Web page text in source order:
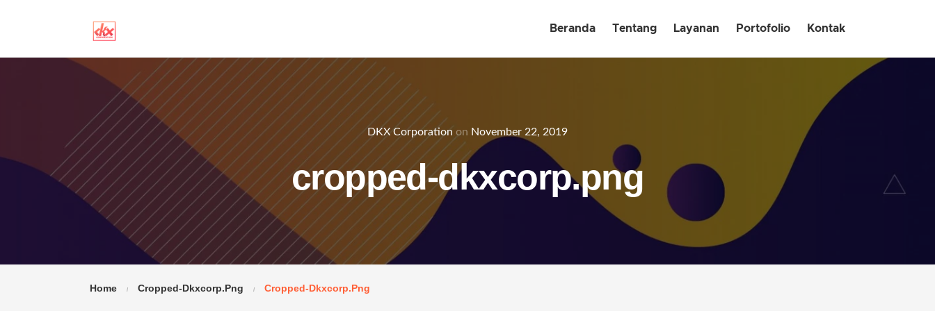
Beranda Tentang Layanan Portofolio Kontak
DKX Corporation on November 22, 2019
cropped-dkxcorp.png
Home Cropped-Dkxcorp.png Cropped-Dkxcorp.png